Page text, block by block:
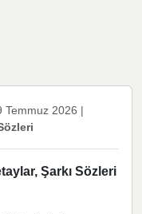
Temmuz 2026 |
Şarkı Sözleri